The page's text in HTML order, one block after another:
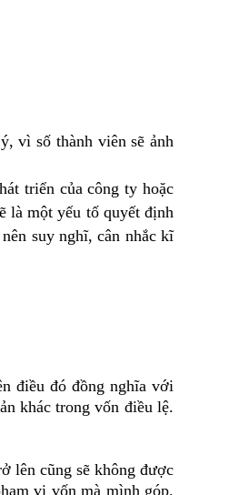
vì số thành viên sẽ ảnh
triển của công ty hoặc
là một yếu tố quyết định
suy nghĩ, cân nhắc kĩ
điều đó đồng nghĩa với
khác trong vốn điều lệ.
lên cũng sẽ không được
vi vốn mà mình góp.